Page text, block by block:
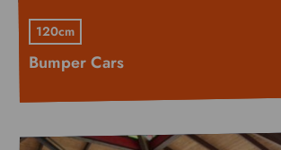
120cm
Bumper Cars